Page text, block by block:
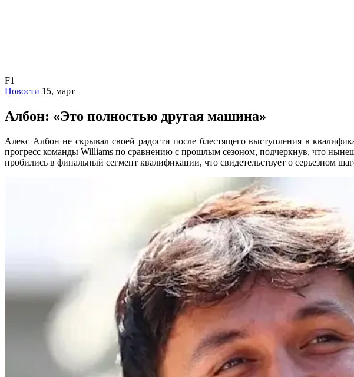
F1
Новости 15, март
Албон: «Это полностью другая машина»
Алекс Албон не скрывал своей радости после блестящего выступления в
прогресс команды Williams по сравнению с прошлым сезоном, подчеркнув, что
пробились в финальный сегмент квалификации, что свидетельствует о серьезном